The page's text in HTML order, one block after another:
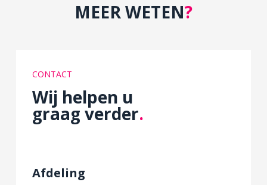
MEER WETEN?
CONTACT
Wij helpen u
graag verder.
Afdeling